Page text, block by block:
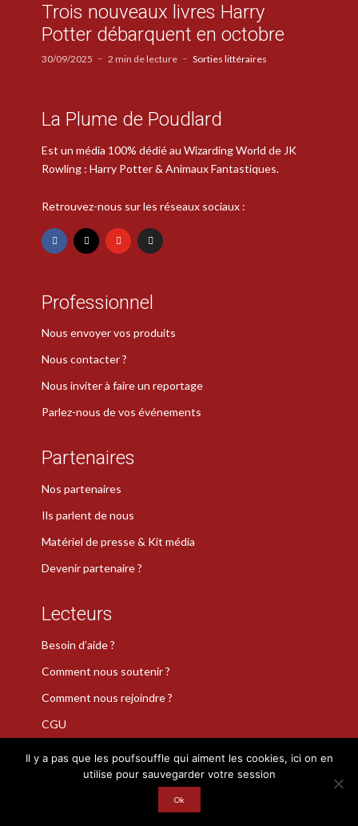
Trois nouveaux livres Harry
Potter débarquent en octobre
30/09/2025 2 min de lecture Sorties littéraires
La Plume de Poudlard
Est un média 100% dédié au Wizarding World de JK
Rowling : Harry Potter & Animaux Fantastiques.
Retrouvez-nous sur les réseaux sociaux :
Professionnel
Nous envoyer vos produits
Nous contacter ?
Nous inviter à faire un reportage
Parlez-nous de vos événements
Partenaires
Nos partenaires
Ils parlent de nous
Matériel de presse & Kit média
Devenir partenaire ?
Lecteurs
Besoin d’aide ?
Comment nous soutenir ?
Comment nous rejoindre ?
CGU
La Plume de Poudlard est une marque déposée · Copyright 2026
· Tous droits réservés
Il y a pas que les poufsouffle qui aiment les cookies, ici on en
utilise pour sauvegarder votre session
Ok